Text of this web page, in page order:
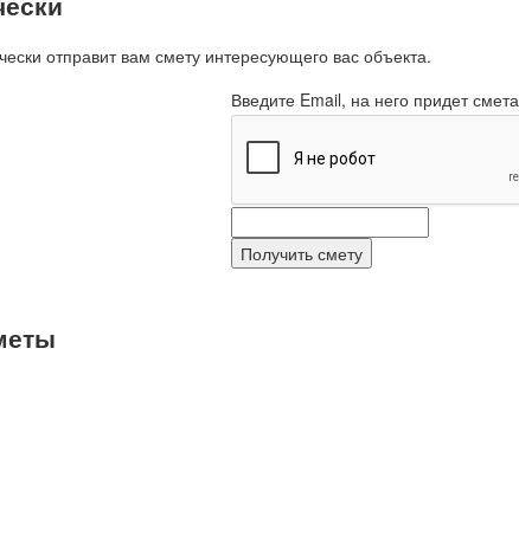
отправит вам смету интересующего вас объекта.
Введите Email, на него придет смета
Получить смету